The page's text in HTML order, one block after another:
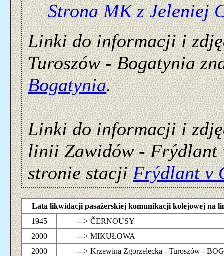
Strona MK z Jeleniej
Linki do informacji i
Turoszów - Bogatynia
Bogatynia.
Linki do informacji i
linii Zawidów - Frýdlant
stronie stacjiFrýdlant v
Lata likwidacji pasażerskiej komunikacji kolejowej na
1945
---> ČERNOUSY
2000
---> MIKUŁOWA
2000
---> Krzewina Zgorzelecka - Turoszów -